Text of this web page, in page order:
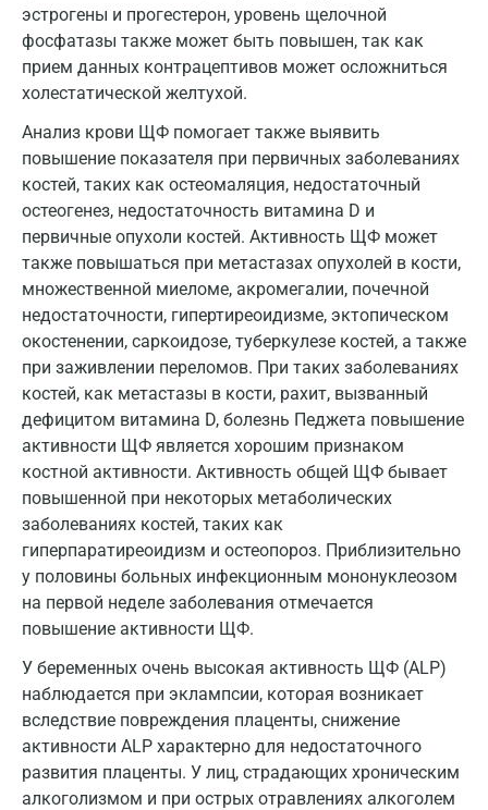
эстрогены и прогестерон, уровень щелочной
фосфатазы также может быть повышен, так как
прием данных контрацептивов может осложниться
холестатической желтухой.
Анализ крови ЩФ помогает также выявить
повышение показателя при первичных заболеваниях
костей, таких как остеомаляция, недостаточный
остеогенез, недостаточность витамина D и
первичные опухоли костей. Активность ЩФ может
также повышаться при метастазах опухолей в кости,
множественной миеломе, акромегалии, почечной
недостаточности, гипертиреоидизме, эктопическом
окостенении, саркоидозе, туберкулезе костей, а также
при заживлении переломов. При таких заболеваниях
костей, как метастазы в кости, рахит, вызванный
дефицитом витамина D, болезнь Педжета повышение
активности ЩФ является хорошим признаком
костной активности. Активность общей ЩФ бывает
повышенной при некоторых метаболических
заболеваниях костей, таких как
гиперпаратиреоидизм и остеопороз. Приблизительно
у половины больных инфекционным мононуклеозом
на первой неделе заболевания отмечается
повышение активности ЩФ.
У беременных очень высокая активность ЩФ (ALP)
наблюдается при эклампсии, которая возникает
вследствие повреждения плаценты, снижение
активности ALP характерно для недостаточного
развития плаценты. У лиц, страдающих хроническим
алкоголизмом и при острых отравлениях алкоголем
Набережные Челны
Наро-Фоминск
Нижневартовск
Нижнекамск
Новокузнецк
Новороссийск
Новосибирск
Ногинск
Обнинск
Одинцово
Омск
Орел
Оренбург
Орехово-Зуево
Павловский посад
Пермь
Петрозаводск
Подольск